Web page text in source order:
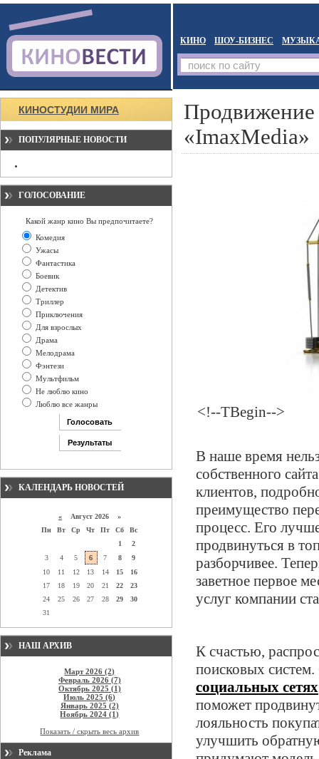
КИНО ШОУ-БИЗНЕС
КИНОСТУДИИ МИРА
ПОПУЛЯРНЫЕ НОВОСТИ
ГОЛОСОВАНИЕ
Какой жанр кино Вы предпочитаете?
Комедия
Ужасы
Фантастика
Боевик
Детектив
Триллер
Приключения
Для взрослых
Драма
Мелодрама
Фэнтези
Мультфильм
Не люблю кино
Люблю все жанры
КАЛЕНДАРЬ НОВОСТЕЙ
« Август 2026 »
Пн
Вт Ср Чт Пт Сб
Вс
1
2
3
4 5 6 7 8
9
10
11 12 13 14 15
16
17
18 19 20 21 22
23
24
25 26 27 28 29
30
31
НАШ АРХИВ
Март 2026 (2)
Февраль 2026 (7)
Октябрь 2025 (1)
Июль 2025 (6)
Январь 2025 (2)
Ноябрь 2024 (1)
Показать / скрыть весь архив
Реклама
Продвижение
«ImaxMedia»
<!--TBegin-->
В наше время
собственного
клиентов,
преимущество
процесс. Его
продвинуться в
разборчивее.
заветное первое
услуг компании
К счастью,
поисковых
социальных сетях
поможет
лояльность
улучшить